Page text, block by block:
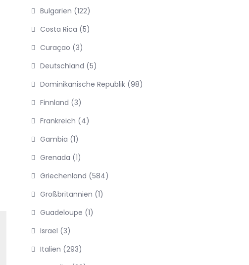
Bulgarien (122)
Costa Rica (5)
Curaçao (3)
Deutschland (5)
Dominikanische Republik (98)
Finnland (3)
Frankreich (4)
Gambia (1)
Grenada (1)
Griechenland (584)
Großbritannien (1)
Guadeloupe (1)
Israel (3)
Italien (293)